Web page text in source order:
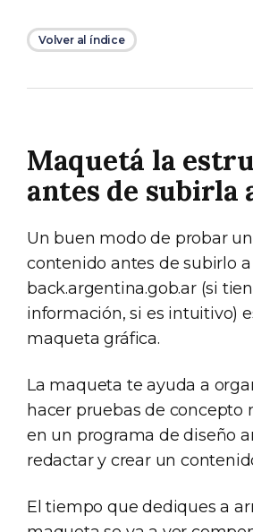
Volver al índice
Maquetá la
antes de subirla
Un buen modo de probar
contenido antes de subirlo a
back.argentina.gob.ar (si
información, si es intuitivo)
maqueta gráfica.
La maqueta te ayuda a
hacer pruebas de concepto
en un programa de diseño
redactar y crear un
El tiempo que dediques a